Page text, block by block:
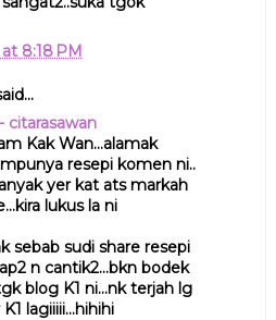
8:18 PM
citarasawan
Kak Wan...alamak
resepi komen ni..
yer kat ats markah
lukus la ni
sebab sudi share resepi
n cantik2...bkn bodek
blog K1 ni...nk terjah lg
lagiiiii...hihihi